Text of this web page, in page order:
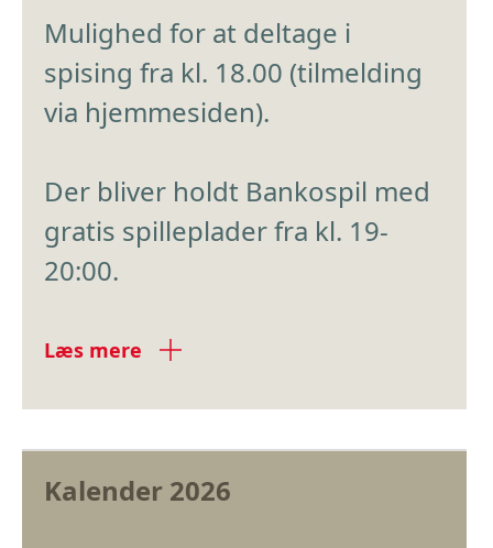
Mulighed for at deltage i
spising fra kl. 18.00 (tilmelding
via hjemmesiden).
Der bliver holdt Bankospil med
gratis spilleplader fra kl. 19-
20:00.
Læs mere
Kalender 2026